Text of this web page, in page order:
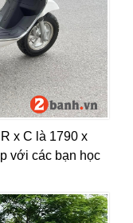
x C là 1790 x
với các bạn học